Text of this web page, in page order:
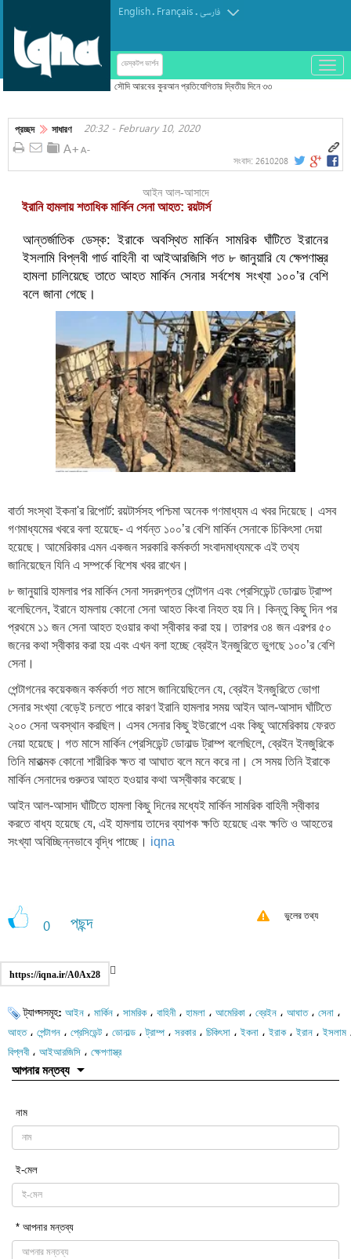
English. Français.فارسی
ডেস্কটপ ভার্শন
باز
و
کردن
প্রচ্ছদ সাধারণ 20:32 - February 10, 2020
সংবাদ: 2610208
আইন আল-আসাদে
ইরানি হামলায় শতাধিক মার্কিন সেনা আহত: রয়টার্স
আন্তর্জাতিক ডেস্ক: ইরাকে অবস্থিত মার্কিন সামরিক ঘাঁটিতে ইরানের
ইসলামি বিপ্লবী গার্ড বাহিনী বা আইআরজিসি গত ৮ জানুয়ারি যে ক্ষেপণাস্ত্র
হামলা চালিয়েছে তাতে আহত মার্কিন সেনার সর্বশেষ সংখ্যা ১০০’র বেশি
বলে জানা গেছে।
বার্তা সংস্থা ইকনা'র রিপোর্ট: রয়টার্সসহ পশ্চিমা অনেক গণমাধ্যম এ খবর দিয়েছে। এসব
গণমাধ্যমের খবরে বলা হয়েছে- এ পর্যন্ত ১০০’র বেশি মার্কিন সেনাকে চিকিৎসা দেয়া
হয়েছে। আমেরিকার এমন একজন সরকারি কর্মকর্তা সংবাদমাধ্যমকে এই তথ্য
জানিয়েছেন যিনি এ সম্পর্কে বিশেষ খবর রাখেন।
৮ জানুয়ারি হামলার পর মার্কিন সেনা সদরদপ্তর পেন্টাগন এবং প্রেসিডেন্ট ডোনাল্ড ট্রাম্প
বলেছিলেন, ইরানে হামলায় কোনো সেনা আহত কিংবা নিহত হয় নি। কিন্তু কিছু দিন পর
প্রথমে ১১ জন সেনা আহত হওয়ার কথা স্বীকার করা হয়। তারপর ৩৪ জন এরপর ৫০
জনের কথা স্বীকার করা হয় এবং এখন বলা হচ্ছে ব্রেইন ইনজুরিতে ভুগছে ১০০’র বেশি
সেনা।
পেন্টাগনের কয়েকজন কর্মকর্তা গত মাসে জানিয়েছিলেন যে, ব্রেইন ইনজুরিতে ভোগা
সেনার সংখ্যা বেড়েই চলতে পারে কারণ ইরানি হামলার সময় আইন আল-আসাদ ঘাঁটিতে
২০০ সেনা অবস্থান করছিল। এসব সেনার কিছু ইউরোপে এবং কিছু আমেরিকায় ফেরত
নেয়া হয়েছে। গত মাসে মার্কিন প্রেসিডেন্ট ডোনাল্ড ট্রাম্প বলেছিলে, ব্রেইন ইনজুরিকে
তিনি মারাত্মক কোনো শারীরিক ক্ষত বা আঘাত বলে মনে করে না। সে সময় তিনি ইরাকে
মার্কিন সেনাদের গুরুতর আহত হওয়ার কথা অস্বীকার করেছে।
আইন আল-আসাদ ঘাঁটিতে হামলা কিছু দিনের মধ্যেই মার্কিন সামরিক বাহিনী স্বীকার
করতে বাধ্য হয়েছে যে, এই হামলায় তাদের ব্যাপক ক্ষতি হয়েছে এবং ক্ষতি ও আহতের
সংখ্যা অবিচ্ছিন্নভাবে বৃদ্ধি পাচ্ছে। iqna
0 পছন্দ ভুলের তথ্য
https://iqna.ir/A0Ax28
ট্যাগ্সসমূহ: আইন ، মার্কিন ، সামরিক، বাহিনী، হামলা ، আমেরিকা ، ব্রেইন ، আঘাত، সেনা ،
আহত، পেন্টাগন ، প্রেসিডেন্ট ، ডোনাল্ড ،ট্রাম্প، সরকার ، চিকিৎসা ،ইকনা ،ইরাক،ইরান ،ইসলাম
বিপ্লবী، আইআরজিসি ، ক্ষেপণাস্ত্র
আপনার মন্তব্য
নাম
ই-মেল
* আপনার মন্তব্য